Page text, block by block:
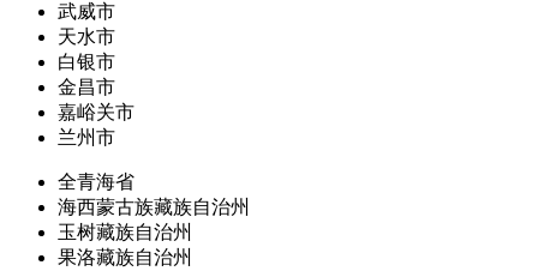
武威市
天水市
白银市
金昌市
嘉峪关市
兰州市
全青海省
海西蒙古族藏族自治州
玉树藏族自治州
果洛藏族自治州